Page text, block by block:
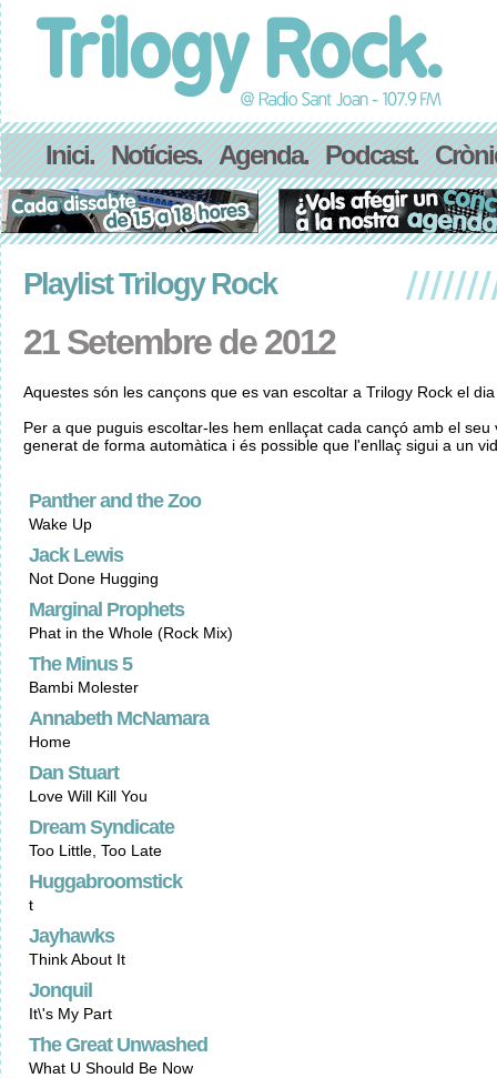
Inici. Notícies. Agenda. Podcast.
Playlist Trilogy Rock
21 Setembre de 2012
Aquestes són les cançons que es van escoltar a Trilogy Rock el
Per a que puguis escoltar-les hem enllaçat cada cançó amb el
generat de forma automàtica i és possible que l'enllaç sigui a un
Panther and the Zoo
Wake Up
Jack Lewis
Not Done Hugging
Marginal Prophets
Phat in the Whole (Rock Mix)
The Minus 5
Bambi Molester
Annabeth McNamara
Home
Dan Stuart
Love Will Kill You
Dream Syndicate
Too Little, Too Late
Huggabroomstick
t
Jayhawks
Think About It
Jonquil
It\'s My Part
The Great Unwashed
What U Should Be Now